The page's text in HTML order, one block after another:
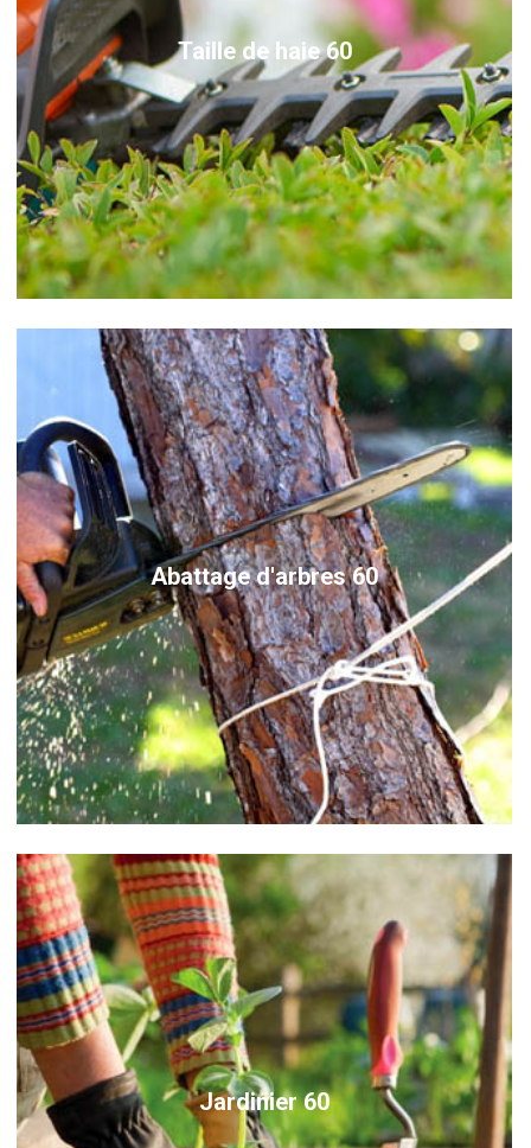
Taille de haie 60
Abattage d'arbres 60
Jardinier 60